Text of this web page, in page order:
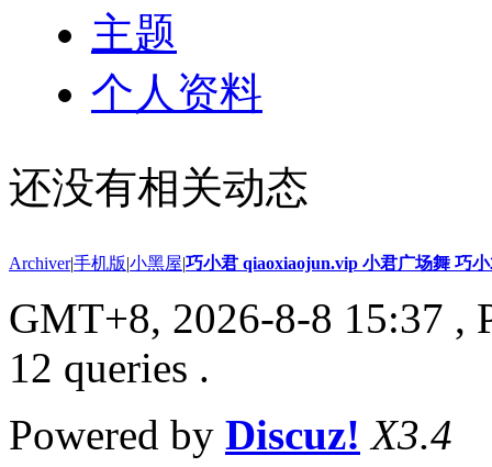
主题
个人资料
还没有相关动态
Archiver|手机版|小黑屋|巧小君 qiaoxiaojun.vip 小君广场舞 巧
GMT+8, 2026-8-8 15:37 ,
12 queries .
Powered by Discuz! X3.4